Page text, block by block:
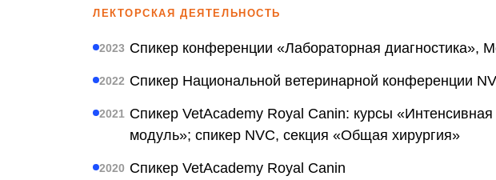
ЛЕКТОРСКАЯ ДЕЯТЕЛЬНОСТЬ
2023 Спикер конференции «Лабораторная диагностика»,
2022 Спикер Национальной ветеринарной конференции
2021 Спикер VetAcademy Royal Canin: курсы
модуль»; спикер NVC, секция «Общая хирургия»
2020 Спикер VetAcademy Royal Canin